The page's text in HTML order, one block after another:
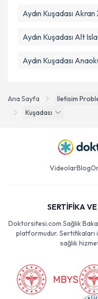
Ana Sayfa Iletisim
Kuşadası
Aydın Kuşadası Akran
Aydın Kuşadası Alt
Aydın Kuşadası
VideolarBlog
SERTİFİKA
Doktorsitesi.com Sağlık
platformudur. Sertifikaları
sağlık